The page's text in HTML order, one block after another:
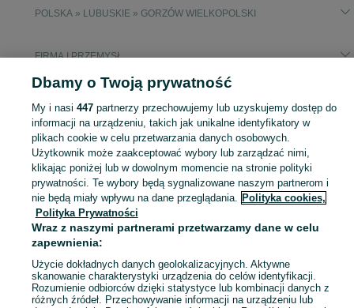
POLSKA » LUBUSKIE » GORZÓW WIELKOPOLSKI
FIRMA I PRZEMYSŁ
Sprzedaż sprzętu i wyposażenia dla firm Gorzów Wielkopolski ▶️ maszyny, biuro i inne ✅ Nowe i używane w atrakcyjnych cenach ✌ Sprawdź oferty na OLX.pl!
Mapa kategorii
Mapa miejscowości
Mapa ministron
Popularne wyszukiwania
Dbamy o Twoją prywatność
My i nasi 447partnerzy przechowujemy lub uzyskujemy dostęp do
informacji na urządzeniu, takich jak unikalne identyfikatory w
plikach cookie w celu przetwarzania danych osobowych.
Użytkownik może zaakceptować wybory lub zarządzać nimi,
klikając poniżej lub w dowolnym momencie na stronie polityki
prywatności. Te wybory będą sygnalizowane naszym partnerom i
nie będą miały wpływu na dane przeglądania. Polityka cookies,
Polityka Prywatności
Wraz z naszymi partnerami przetwarzamy dane w celu
zapewnienia:
Użycie dokładnych danych geolokalizacyjnych. Aktywne
skanowanie charakterystyki urządzenia do celów identyfikacji.
Rozumienie odbiorców dzięki statystyce lub kombinacji danych z
różnych źródeł. Przechowywanie informacji na urządzeniu lub